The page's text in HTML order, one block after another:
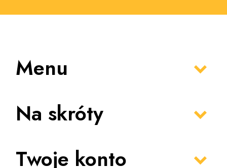
Menu
Na skróty
Twoje konto